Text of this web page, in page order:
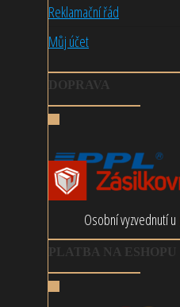
Reklamační řád
Můj účet
DOPRAVA
Osobní vyzvednutí u
PLATBA NA ESHOPU